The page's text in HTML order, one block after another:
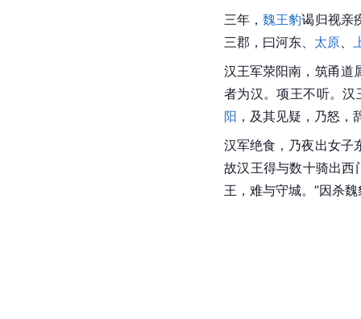
三年，魏王豹谒归视亲
三郡，曰河东、 太原、
汉王军荥阳南，筑甬道
者为汉。项王不听。汉
阳 ，及其见疑，乃怒
汉军绝食，乃夜出女子
故汉王得与数十骑出西
王，难与守城。”因杀